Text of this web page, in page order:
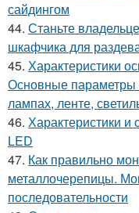
сайдингом
44. Станьте
шкафчика для
45. Характеристики
Основные параметры
лампах, ленте,
46. Характеристики и
LED
47. Как правильно
металлочерепицы.
последовательности